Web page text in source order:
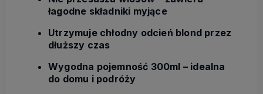
łagodne składniki myjące
Utrzymuje chłodny odcień blond przez
dłuższy czas
Wygodna pojemność 300ml – idealna
do domu i podróży